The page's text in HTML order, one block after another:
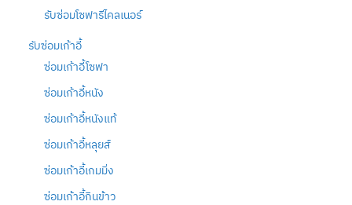
รับซ่อมโซฟารีไคลเนอร์
รับซ่อมเก้าอี้
ซ่อมเก้าอี้โซฟา
ซ่อมเก้าอี้หนัง
ซ่อมเก้าอี้หนังแท้
ซ่อมเก้าอี้หลุยส์
ซ่อมเก้าอี้เกมมิ่ง
ซ่อมเก้าอี้กินข้าว